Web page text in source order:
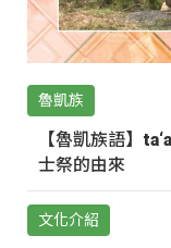
魯凱族
【魯凱族語】
士祭的由來
文化介紹